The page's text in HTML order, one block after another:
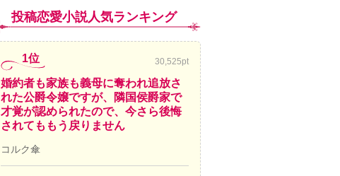
投稿恋愛小説人気ランキング
1位 30,525pt
婚約者も家族も義母に奪われ追放さ
れた公爵令嬢ですが、隣国侯爵家で
才覚が認められたので、今さら後悔
されてももう戻りません
コルク傘